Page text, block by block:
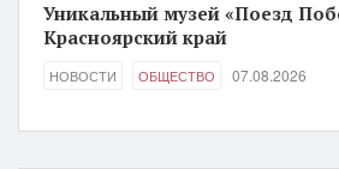
Уникальный музей «Поезд
Красноярский край
НОВОСТИ ОБЩЕСТВО 07.08.2026